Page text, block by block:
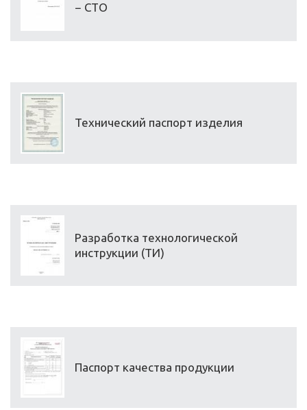
− СТО
Технический паспорт изделия
Разработка технологической
инструкции (ТИ)
Паспорт качества продукции